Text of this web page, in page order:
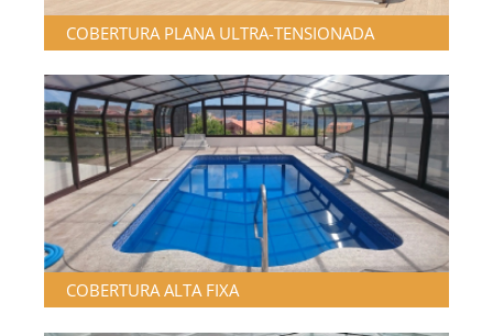
COBERTURA PLANA ULTRA-TENSIONADA
COBERTURA ALTA FIXA